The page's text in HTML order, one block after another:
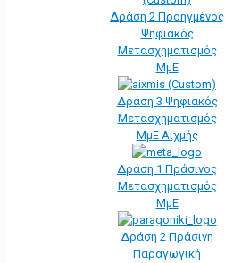
Δράση 2 Προηγμένος
Ψηφιακός
Μετασχηματισμός
ΜμΕ
Δράση 3 Ψηφιακός
Μετασχηματισμός
ΜμΕ Αιχμής
Δράση 1 Πράσινος
Μετασχηματισμός
ΜμΕ
Δράση 2 Πράσινη
Παραγωγική